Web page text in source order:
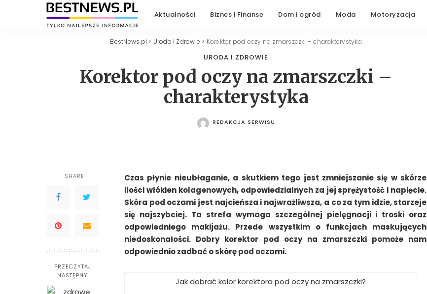
Aktualności Biznes i Finanse Dom i ogród Moda Motoryzacja
BestNews.pl > Uroda i Zdrowie > Korektor pod oczy na zmarszczki – charakterystyka
URODA I ZDROWIE
Korektor pod oczy na zmarszczki –
charakterystyka
POSTED
REDAKCJA SERWISU
SHARE
PRZECZYTAJ
NASTĘPNY
Czas płynie nieubłaganie, a skutkiem tego jest zmniejszanie się w skórze
ilości włókien kolagenowych, odpowiedzialnych za jej sprężystość i napięcie.
Skóra pod oczami jest najcieńsza i najwrażliwsza, a co za tym idzie, starzeje
się najszybciej. Ta strefa wymaga szczególnej pielęgnacji i troski oraz
odpowiedniego makijażu. Przede wszystkim o funkcjach maskujących
niedoskonałości. Dobry korektor pod oczy na zmarszczki pomoże nam
odpowiednio zadbać o skórę pod oczami.
Jak dobrać kolor korektora pod oczy na zmarszczki?